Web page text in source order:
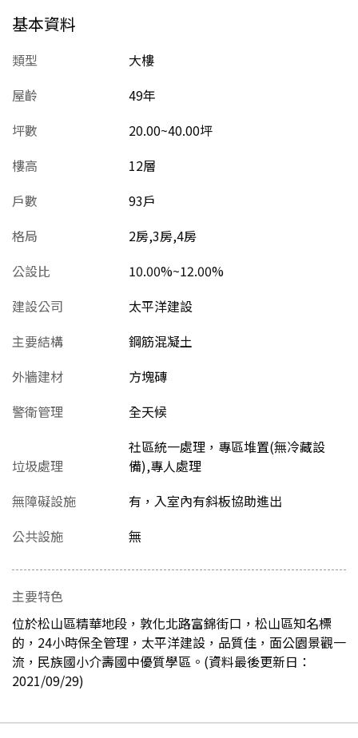
基本資料
類型
大樓
屋齡
49年
坪數
20.00~40.00坪
樓高
12層
戶數
93戶
格局
2房,3房,4房
公設比
10.00%~12.00%
建設公司
太平洋建設
主要結構
鋼筋混凝土
外牆建材
方塊磚
警衛管理
全天候
垃圾處理
社區統一處理，專區堆置(無冷藏設
備),專人處理
無障礙設施
有，入室內有斜板協助進出
公共設施
無
主要特色
位於松山區精華地段，敦化北路富錦街口，松山區知名標
的，24小時保全管理，太平洋建設，品質佳，面公園景觀一
流，民族國小介壽國中優質學區。(資料最後更新日：
2021/09/29)